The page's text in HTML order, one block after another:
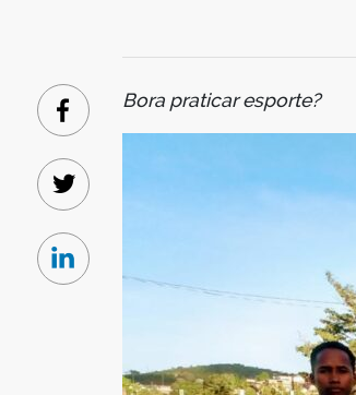
Bora praticar esporte?
Facebook
Twitter
Linkedin